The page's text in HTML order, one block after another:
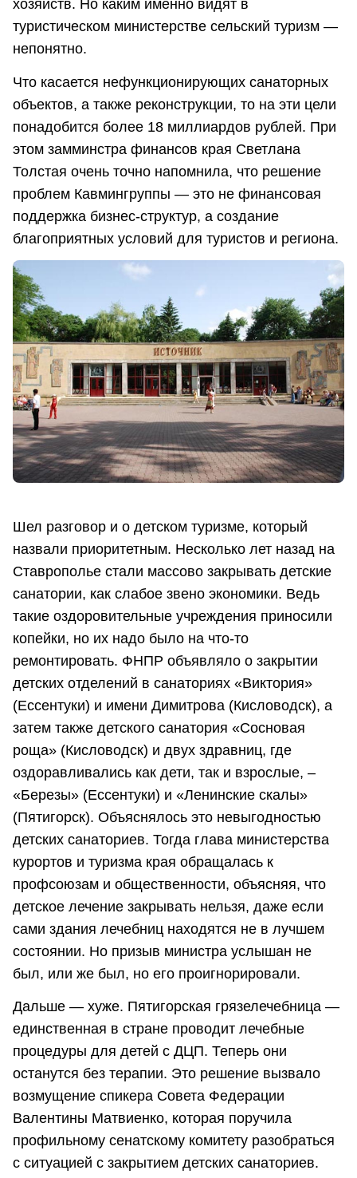
хозяйств. Но каким именно видят в
туристическом министерстве сельский туризм —
непонятно.
Что касается нефункционирующих санаторных
объектов, а также реконструкции, то на эти цели
понадобится более 18 миллиардов рублей. При
этом замминстра финансов края Светлана
Толстая очень точно напомнила, что решение
проблем Кавмингруппы — это не финансовая
поддержка бизнес-структур, а создание
благоприятных условий для туристов и региона.
Шел разговор и о детском туризме, который
назвали приоритетным. Несколько лет назад на
Ставрополье стали массово закрывать детские
санатории, как слабое звено экономики. Ведь
такие оздоровительные учреждения приносили
копейки, но их надо было на что-то
ремонтировать. ФНПР объявляло о закрытии
детских отделений в санаториях «Виктория»
(Ессентуки) и имени Димитрова (Кисловодск), а
затем также детского санатория «Сосновая
роща» (Кисловодск) и двух здравниц, где
оздоравливались как дети, так и взрослые, –
«Березы» (Ессентуки) и «Ленинские скалы»
(Пятигорск). Объяснялось это невыгодностью
детских санаториев. Тогда глава министерства
курортов и туризма края обращалась к
профсоюзам и общественности, объясняя, что
детское лечение закрывать нельзя, даже если
сами здания лечебниц находятся не в лучшем
состоянии. Но призыв министра услышан не
был, или же был, но его проигнорировали.
Дальше — хуже. Пятигорская грязелечебница —
единственная в стране проводит лечебные
процедуры для детей с ДЦП. Теперь они
останутся без терапии. Это решение вызвало
возмущение спикера Совета Федерации
Валентины Матвиенко, которая поручила
профильному сенатскому комитету разобраться
с ситуацией с закрытием детских санаториев.